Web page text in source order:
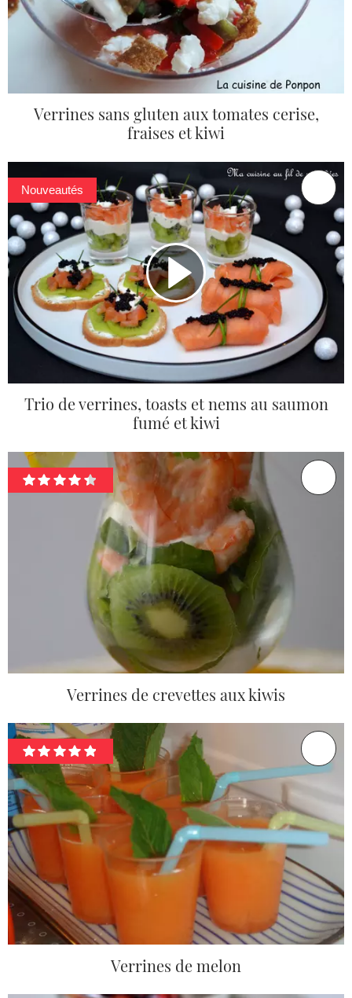
Verrines sans gluten aux tomates cerise,
fraises et kiwi
Nouveautés
Trio de verrines, toasts et nems au saumon
fumé et kiwi
Verrines de crevettes aux kiwis
Verrines de melon